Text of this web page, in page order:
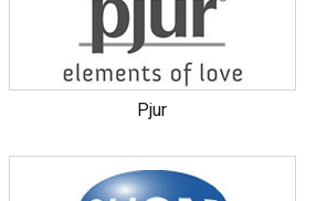
Pjur